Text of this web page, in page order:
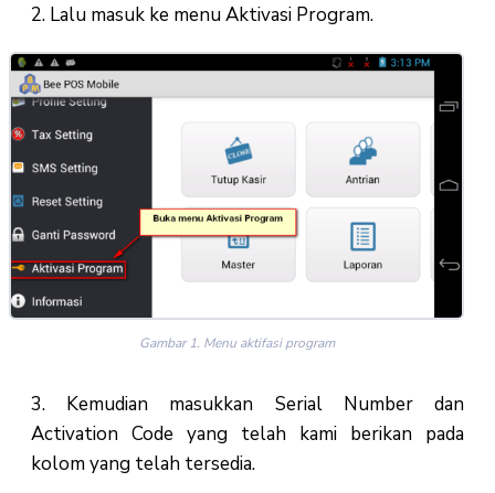
2. Lalu masuk ke menu Aktivasi Program.
Gambar 1. Menu aktifasi program
3. Kemudian masukkan Serial Number dan
Activation Code yang telah kami berikan pada
kolom yang telah tersedia.